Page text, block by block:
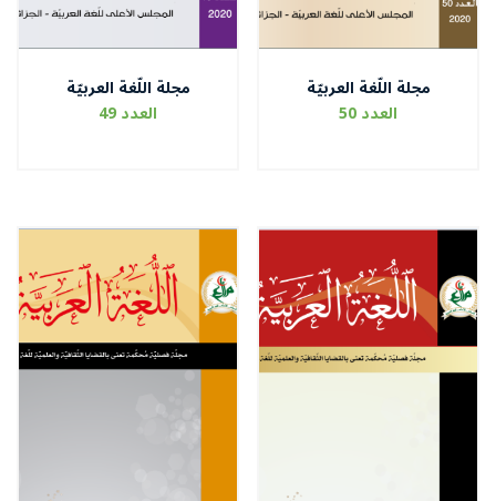
مجلة اللّغة العربيّة
العدد 50
مجلة اللّغة العربيّة
العدد 49